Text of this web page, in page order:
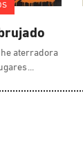
aterradora